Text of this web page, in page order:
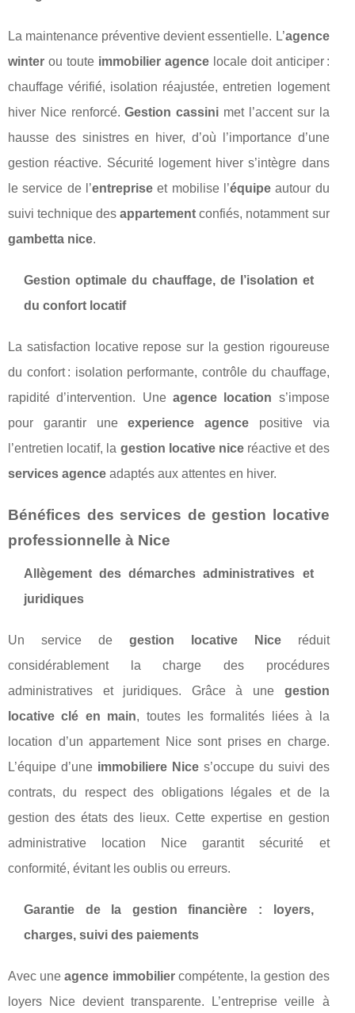
La maintenance préventive devient essentielle. L’agence
winter ou toute immobilier agencelocale doit anticiper :
chauffage vérifié, isolation réajustée, entretien logement
hiver Nice renforcé.Gestion cassini met l’accent sur la
hausse des sinistres en hiver, d’où l’importance d’une
gestion réactive. Sécurité logement hiver s’intègre dans
le service de l’entrepriseet mobilise l’équipeautour du
suivi technique desappartement confiés, notamment sur
gambetta nice.
Gestion optimale du chauffage, de l’isolation et
du confort locatif
La satisfaction locative repose sur la gestion rigoureuse
du confort : isolation performante, contrôle du chauffage,
rapidité d’intervention. Une agence location s’impose
pour garantir uneexperience agence positive via
l’entretien locatif, la gestion locative nice réactive et des
services agence adaptés aux attentes en hiver.
Bénéfices des services de gestion locative
professionnelle à Nice
Allègement des démarches administratives et
juridiques
Un service de gestion locative Niceréduit
considérablement la charge des procédures
administratives et juridiques. Grâce à une gestion
locative clé en main, toutes les formalités liées à la
location d’un appartement Nice sont prises en charge.
L’équipe d’une immobiliere Nices’occupe du suivi des
contrats, du respect des obligations légales et de la
gestion des états des lieux. Cette expertise en gestion
administrative location Nice garantit sécurité et
conformité, évitant les oublis ou erreurs.
Garantie de la gestion financière : loyers,
charges, suivi des paiements
Avec uneagence immobiliercompétente, la gestion des
loyers Nice devient transparente. L’entreprise veille à